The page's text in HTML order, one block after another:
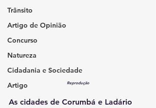
Trânsito
Artigo de Opinião
Concurso
Natureza
Cidadania e Sociedade
Artigo
Reprodução
As cidades de Corumbá e Ladário